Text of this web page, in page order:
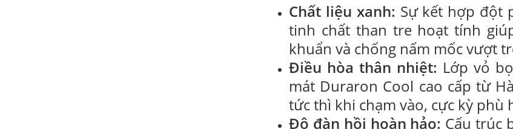
Chất liệu xanh: Sự kết hợp đột
tinh chất than tre hoạt tính
khuẩn và chống nấm mốc vượt
Điều hòa thân nhiệt: Lớp vỏ
mát Duraron Cool cao cấp từ
tức thì khi chạm vào, cực kỳ phù
Độ đàn hồi hoàn hảo: Cấu trúc